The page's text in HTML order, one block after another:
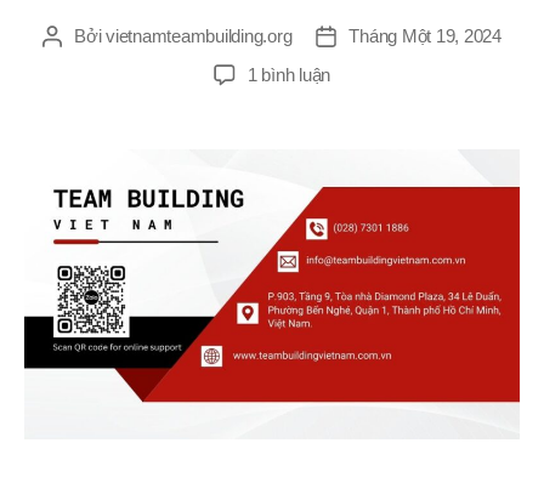
TácBởivietnamteambuilding.org
NgàyTháng Một 19, 2024
1 bình luậnở
Việt
Nam
–
Doanh
uy